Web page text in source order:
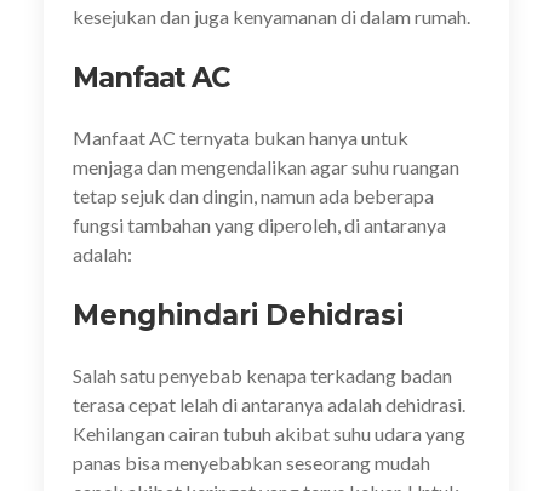
kesejukan dan juga kenyamanan di dalam rumah.
Manfaat AC
Manfaat AC ternyata bukan hanya untuk
menjaga dan mengendalikan agar suhu ruangan
tetap sejuk dan dingin, namun ada beberapa
fungsi tambahan yang diperoleh, di antaranya
adalah:
Menghindari Dehidrasi
Salah satu penyebab kenapa terkadang badan
terasa cepat lelah di antaranya adalah dehidrasi.
Kehilangan cairan tubuh akibat suhu udara yang
panas bisa menyebabkan seseorang mudah